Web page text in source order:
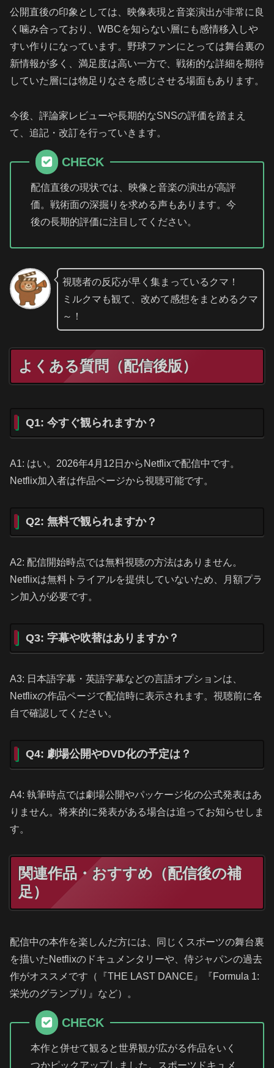
公開直後の印象としては、映像表現と音楽演出が非常に良
く噛み合っており、WBCを知らない層にも感情移入しや
すい作りになっています。野球ファンにとっては舞台裏の
新情報が多く、満足度は高い一方で、戦術的な詳細を期待
していた層には物足りなさを感じさせる場面もあります。
今後、評論家レビューや長期的なSNSの評価を踏まえ
て、追記・改訂を行っていきます。
CHECK
配信直後の現状では、映像と音楽の演出が高評
価。戦術面の深掘りを求める声もあります。今
後の長期的評価に注目してください。
視聴者の反応が早く集まっているクマ！
ミルクマも観て、改めて感想をまとめるクマ
～！
よくある質問（配信後版）
Q1: 今すぐ観られますか？
A1: はい。2026年4月12日からNetflixで配信中です。
Netflix加入者は作品ページから視聴可能です。
Q2: 無料で観られますか？
A2: 配信開始時点では無料視聴の方法はありません。
Netflixは無料トライアルを提供していないため、月額プラ
ン加入が必要です。
Q3: 字幕や吹替はありますか？
A3: 日本語字幕・英語字幕などの言語オプションは、
Netflixの作品ページで配信時に表示されます。視聴前に各
自で確認してください。
Q4: 劇場公開やDVD化の予定は？
A4: 執筆時点では劇場公開やパッケージ化の公式発表はあ
りません。将来的に発表がある場合は追ってお知らせしま
す。
関連作品・おすすめ（配信後の補
足）
配信中の本作を楽しんだ方には、同じくスポーツの舞台裏
を描いたNetflixのドキュメンタリーや、侍ジャパンの過去
作がオススメです（『THE LAST DANCE』『Formula 1:
栄光のグランプリ』など）。
CHECK
本作と併せて観ると世界観が広がる作品をいく
つかピックアップしました。スポーツドキュメ